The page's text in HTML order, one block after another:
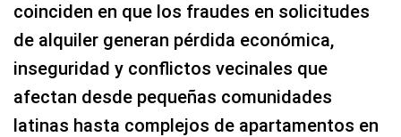
coinciden en que los fraudes en solicitudes
de alquiler generan pérdida económica,
inseguridad y conflictos vecinales que
afectan desde pequeñas comunidades
latinas hasta complejos de apartamentos en